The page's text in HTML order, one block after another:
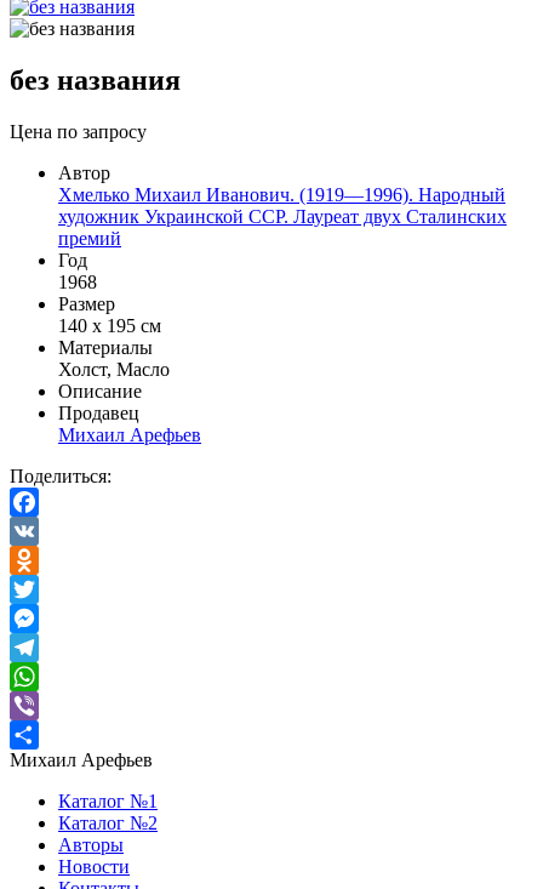
без названия
Цена по запросу
Автор
Хмелько Михаил Иванович. (1919—1996). Народный
художник Украинской ССР. Лауреат двух Сталинских
премий
Год
1968
Размер
140 х 195 см
Материалы
Холст, Масло
Описание
Продавец
Михаил Арефьев
Поделиться:
Facebook
VK
Odnoklassniki
Twitter
Messenger
Telegram
WhatsApp
Viber
Отправить
Михаил Арефьев
Каталог №1
Каталог №2
Авторы
Новости